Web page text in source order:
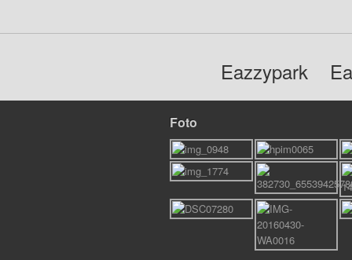
Eazzypark
Foto